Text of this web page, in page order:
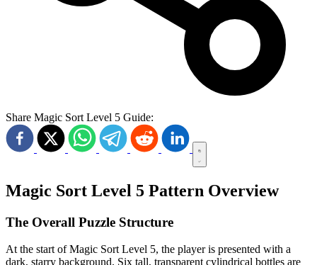
Share Magic Sort Level 5 Guide:
Magic Sort Level 5 Pattern Overview
The Overall Puzzle Structure
At the start of Magic Sort Level 5, the player is presented with a
dark, starry background. Six tall, transparent cylindrical bottles are